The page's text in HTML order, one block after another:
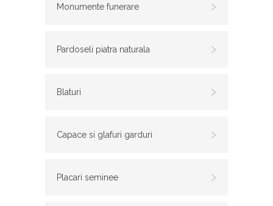
Monumente funerare
Pardoseli piatra naturala
Blaturi
Capace si glafuri garduri
Placari seminee